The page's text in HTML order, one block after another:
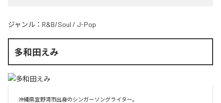
ジャンル： R&B/Soul / J-Pop
多和田えみ
沖縄県宜野湾市出身のシンガーソングライター。